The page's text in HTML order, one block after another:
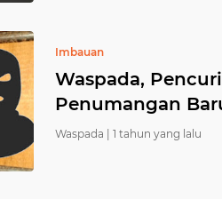
Imbauan
Waspada,
Penumangan
Waspada | 1 tahun yang lalu